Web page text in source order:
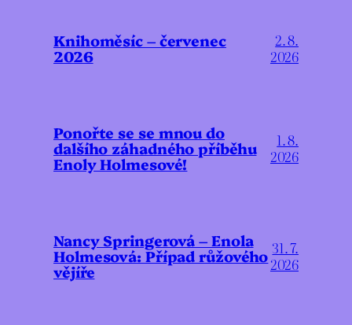
Knihoměsíc – červenec
2026
2. 8.
2026
Ponořte se se mnou do
dalšího záhadného příběhu
Enoly Holmesové!
1. 8.
2026
Nancy Springerová – Enola
Holmesová: Případ růžového
vějíře
31. 7.
2026